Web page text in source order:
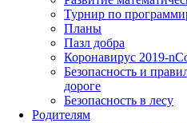
Турнир по
Планы
Пазл добра
Коронавирус 2019-
Безопасность и
дороге
Безопасность в лесу
Родителям